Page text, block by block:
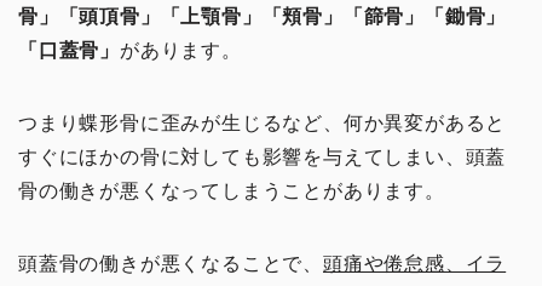
骨」「頭頂骨」「上顎骨」「頬骨」「篩骨」「鋤骨」
「口蓋骨」 があります。
つまり蝶形骨に歪みが生じるなど、何か異変があると
すぐにほかの骨に対しても影響を与えてしまい、頭蓋
骨の働きが悪くなってしまうことがあります。
頭蓋骨の働きが悪くなることで、 頭痛や倦怠感、イラ